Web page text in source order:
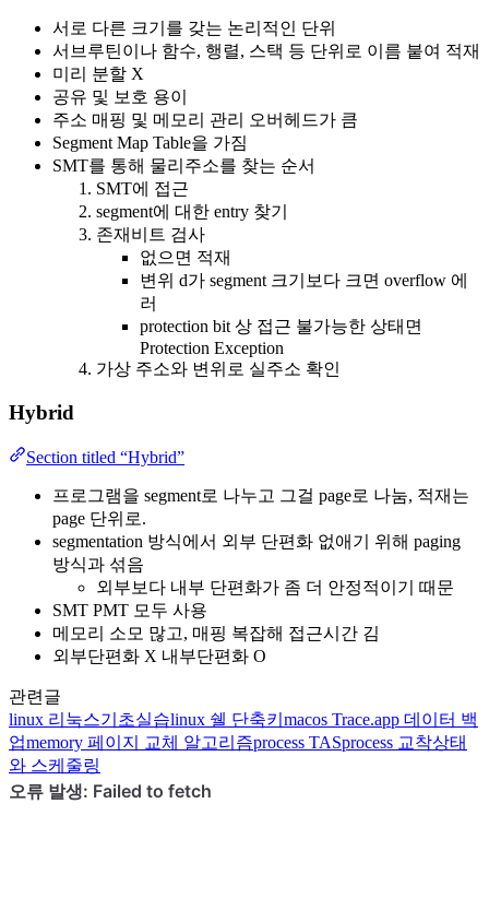
서로 다른 크기를 갖는 논리적인 단위
서브루틴이나 함수, 행렬, 스택 등 단위로 이름 붙여 적재
미리 분할 X
공유 및 보호 용이
주소 매핑 및 메모리 관리 오버헤드가 큼
Segment Map Table을 가짐
SMT를 통해 물리주소를 찾는 순서
SMT에 접근
segment에 대한 entry 찾기
존재비트 검사
없으면 적재
변위 d가 segment 크기보다 크면 overflow 에
러
protection bit 상 접근 불가능한 상태면
Protection Exception
가상 주소와 변위로 실주소 확인
Hybrid
Section titled “Hybrid”
프로그램을 segment로 나누고 그걸 page로 나눔, 적재는
page 단위로.
segmentation 방식에서 외부 단편화 없애기 위해 paging
방식과 섞음
외부보다 내부 단편화가 좀 더 안정적이기 때문
SMT PMT 모두 사용
메모리 소모 많고, 매핑 복잡해 접근시간 김
외부단편화 X 내부단편화 O
관련글
linux 리눅스기초실습linux 쉘 단축키 macos Trace.app 데이터 백
업memory 페이지 교체 알고리즘process TASprocess 교착상태
와 스케줄링